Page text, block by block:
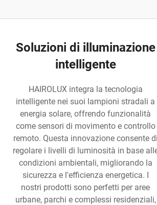
Soluzioni di illuminazione
intelligente
HAIROLUX integra la tecnologia
intelligente nei suoi lampioni stradali a
energia solare, offrendo funzionalità
come sensori di movimento e controllo
remoto. Questa innovazione consente di
regolare i livelli di luminosità in base
condizioni ambientali, migliorando la
sicurezza e l'efficienza energetica. I
nostri prodotti sono perfetti per aree
urbane, parchi e complessi residenziali,